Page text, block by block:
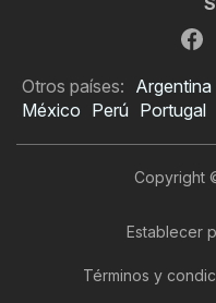
Otros países: Argentina
México Perú Portugal
Copyright
Establecer
Términos y